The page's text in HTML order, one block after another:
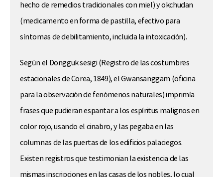
hecho de remedios tradicionales con miel) y okchudan
(medicamento en forma de pastilla, efectivo para
síntomas de debilitamiento, incluida la intoxicación).
Según el Dongguk sesigi (Registro de las costumbres
estacionales de Corea, 1849), el Gwansanggam (oficina
para la observación de fenómenos naturales) imprimía
frases que pudieran espantar a los espíritus malignos en
color rojo, usando el cinabro, y las pegaba en las
columnas de las puertas de los edificios palaciegos.
Existen registros que testimonian la existencia de las
mismas inscripciones en las casas de los nobles, lo cual